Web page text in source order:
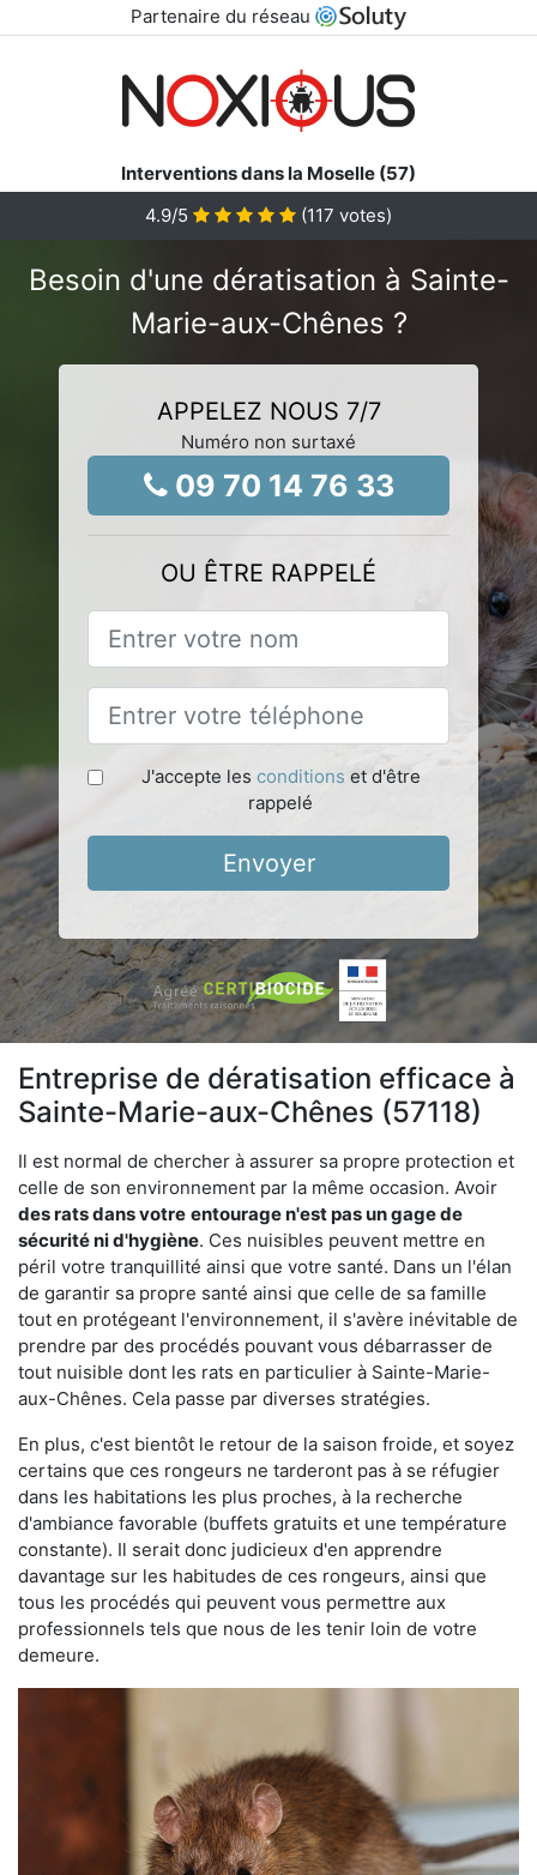
Partenaire du réseau
Interventions dans la Moselle (57)
4.9/5 (117 votes)
Besoin d'une dératisation à Sainte-
Marie-aux-Chênes ?
APPELEZ NOUS 7/7
Numéro non surtaxé
09 70 14 76 33
OU ÊTRE RAPPELÉ
J'accepte les conditions et d'être
rappelé
Envoyer
Entreprise de dératisation efficace à
Sainte-Marie-aux-Chênes (57118)
Il est normal de chercher à assurer sa propre protection et
celle de son environnement par la même occasion. Avoir
des rats dans votre entourage n'est pas un gage de
sécurité ni d'hygiène. Ces nuisibles peuvent mettre en
péril votre tranquillité ainsi que votre santé. Dans un l'élan
de garantir sa propre santé ainsi que celle de sa famille
tout en protégeant l'environnement, il s'avère inévitable de
prendre par des procédés pouvant vous débarrasser de
tout nuisible dont les rats en particulier à Sainte-Marie-
aux-Chênes. Cela passe par diverses stratégies.
En plus, c'est bientôt le retour de la saison froide, et soyez
certains que ces rongeurs ne tarderont pas à se réfugier
dans les habitations les plus proches, à la recherche
d'ambiance favorable (buffets gratuits et une température
constante). Il serait donc judicieux d'en apprendre
davantage sur les habitudes de ces rongeurs, ainsi que
tous les procédés qui peuvent vous permettre aux
professionnels tels que nous de les tenir loin de votre
demeure.